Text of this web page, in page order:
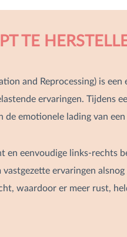
TE
and Reprocessing) is
ervaringen. Tijdens
de emotionele lading van
en eenvoudige links-rechts
ervaringen
waardoor er meer rust,